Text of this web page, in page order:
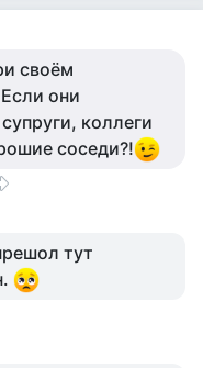
своём
они
коллеги
соседи?!
тут